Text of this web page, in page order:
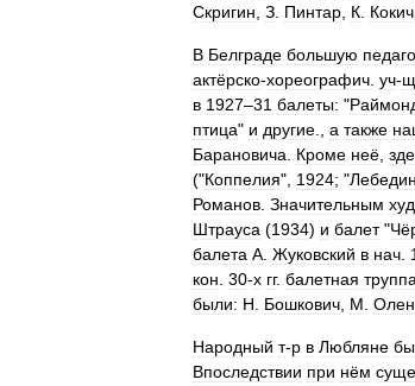
Скригин З Пинтар К Кокич
В Белграде большую
актёрско-хореографич уч-
в 1927–31 балеты: "
птица" и другие а также
Барановича
Кроме неё
("Коппелия", 1924; "
Романов Значительным
Штрауса (1934) и балет"
балета А Жуковский в нач
кон 30-х гг. балетная труппа
были: Н Бошкович М
Народный т-р в Любляне
Впоследствии при нём